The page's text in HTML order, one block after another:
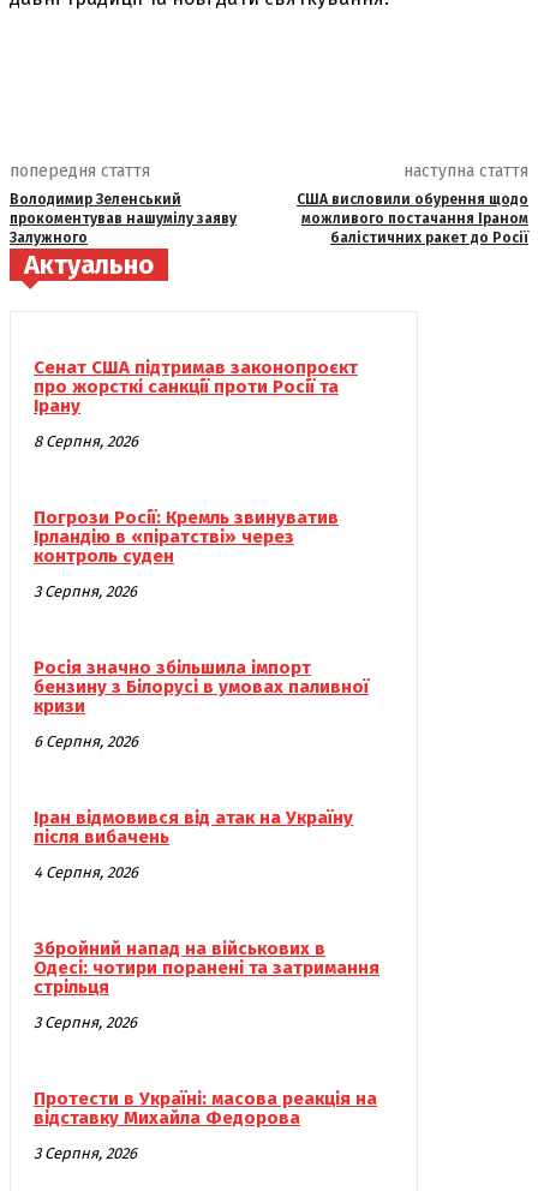
попередня стаття
Володимир Зеленський
прокоментував нашумілу заяву
Залужного
наступна стаття
США висловили обурення щодо
можливого постачання Іраном
балістичних ракет до Росії
Актуально
Сенат США підтримав законопроєкт
про жорсткі санкції проти Росії та
Ірану
8 Серпня, 2026
Погрози Росії: Кремль звинуватив
Ірландію в «піратстві» через
контроль суден
3 Серпня, 2026
Росія значно збільшила імпорт
бензину з Білорусі в умовах паливної
кризи
6 Серпня, 2026
Іран відмовився від атак на Україну
після вибачень
4 Серпня, 2026
Збройний напад на військових в
Одесі: чотири поранені та затримання
стрільця
3 Серпня, 2026
Протести в Україні: масова реакція на
відставку Михайла Федорова
3 Серпня, 2026